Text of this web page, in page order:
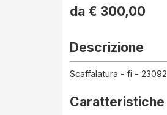
da € 300,00
Descrizione
Scaffalatura - fi - 23092
Caratteristiche